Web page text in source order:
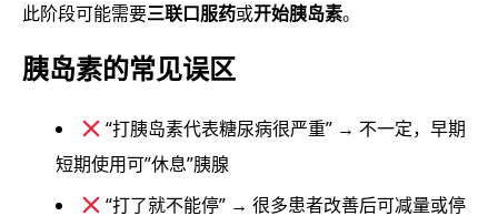
此阶段可能需要三联口服药或开始胰岛素。
胰岛素的常见误区
“打胰岛素代表糖尿病很严重” → 不一定，早期
短期使用可”休息”胰腺
“打了就不能停” → 很多患者改善后可减量或停